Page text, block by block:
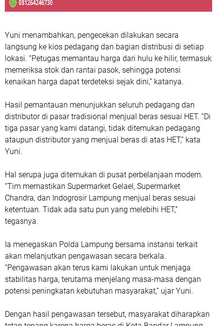
Yuni menambahkan, pengecekan dilakukan secara
langsung ke kios pedagang dan bagian distribusi di setiap
lokasi. “Petugas memantau harga dari hulu ke hilir, termasuk
memeriksa stok dan rantai pasok, sehingga potensi
kenaikan harga dapat terdeteksi sejak dini,” katanya.
Hasil pemantauan menunjukkan seluruh pedagang dan
distributor di pasar tradisional menjual beras sesuai HET. “Di
tiga pasar yang kami datangi, tidak ditemukan pedagang
ataupun distributor yang menjual beras di atas HET,” kata
Yuni.
Hal serupa juga ditemukan di pusat perbelanjaan modern.
“Tim memastikan Supermarket Gelael, Supermarket
Chandra, dan Indogrosir Lampung menjual beras sesuai
ketentuan. Tidak ada satu pun yang melebihi HET,”
tegasnya.
Ia menegaskan Polda Lampung bersama instansi terkait
akan melanjutkan pengawasan secara berkala.
“Pengawasan akan terus kami lakukan untuk menjaga
stabilitas harga, terutama menjelang masa-masa dengan
potensi peningkatan kebutuhan masyarakat,” ujar Yuni.
Dengan hasil pengawasan tersebut, masyarakat diharapkan